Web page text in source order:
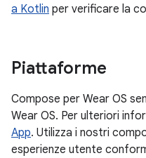
a Kotlin per verificare la
Piattaforme
Compose per Wear OS
Wear OS. Per ulteriori
App. Utilizza i nostri
esperienze utente